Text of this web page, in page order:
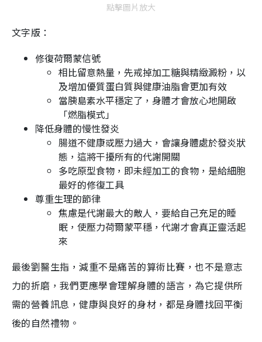
點擊圖片放大
文字版：
修復荷爾蒙信號
相比留意熱量，先戒掉加工糖與精緻澱粉，以
及增加優質蛋白質與健康油脂會更加有效
當胰島素水平穩定了，身體才會放心地開啟
「燃脂模式」
降低身體的慢性發炎
腸道不健康或壓力過大，會讓身體處於發炎狀
態，這將干擾所有的代謝開關
多吃原型食物，即未經加工的食物，是給細胞
最好的修復工具
尊重生理的節律
焦慮是代謝最大的敵人，要給自己充足的睡
眠，使壓力荷爾蒙平穩，代謝才會真正靈活起
來
最後劉醫生指，減重不是痛苦的算術比賽，也不是意志
力的折磨，我們更應學會理解身體的語言，為它提供所
需的營養訊息，健康與良好的身材，都是身體找回平衡
後的自然禮物。